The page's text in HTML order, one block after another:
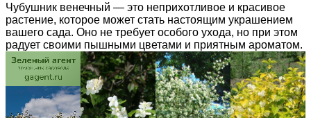
Чубушник венечный — это неприхотливое и красивое
растение, которое может стать настоящим украшением
вашего сада. Оно не требует особого ухода, но при этом
радует своими пышными цветами и приятным ароматом.